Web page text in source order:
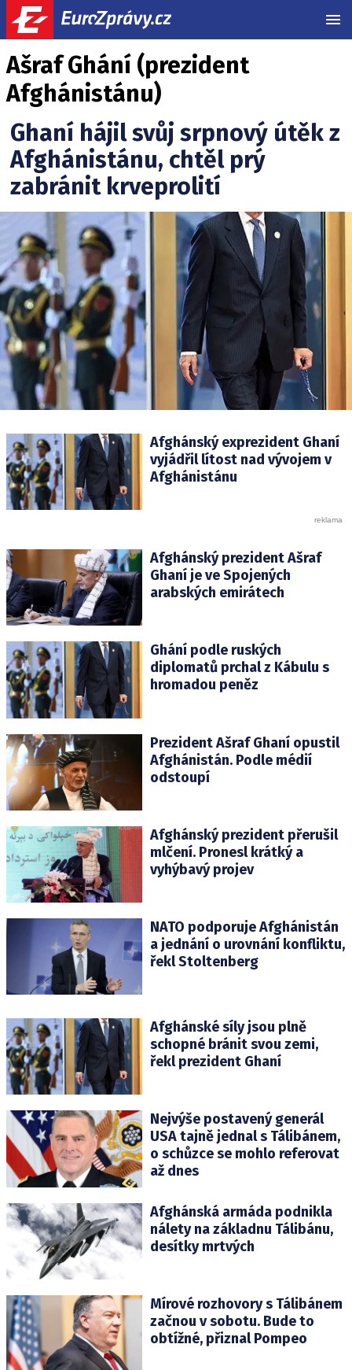
Ašraf Ghání (prezident
Afghánistánu)
Ghaní hájil svůj srpnový útěk z
Afghánistánu, chtěl prý
zabránit krveprolití
Afghánský exprezident Ghaní
vyjádřil lítost nad vývojem v
Afghánistánu
Afghánský prezident Ašraf
Ghaní je ve Spojených
arabských emirátech
Ghání podle ruských
diplomatů prchal z Kábulu s
hromadou peněz
Prezident Ašraf Ghaní opustil
Afghánistán. Podle médií
odstoupí
Afghánský prezident přerušil
mlčení. Pronesl krátký a
vyhýbavý projev
NATO podporuje Afghánistán
a jednání o urovnání konfliktu,
řekl Stoltenberg
Afghánské síly jsou plně
schopné bránit svou zemi,
řekl prezident Ghaní
Nejvýše postavený generál
USA tajně jednal s Tálibánem,
o schůzce se mohlo referovat
až dnes
Afghánská armáda podnikla
nálety na základnu Tálibánu,
desítky mrtvých
Mírové rozhovory s Tálibánem
začnou v sobotu. Bude to
obtížné, přiznal Pompeo